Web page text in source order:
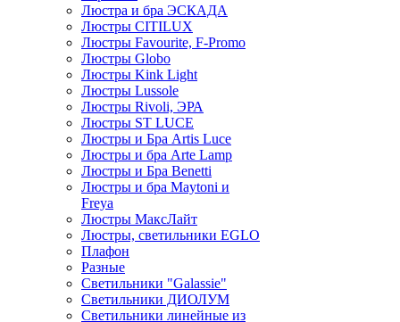
Люстра и бра ЭСКАДА
Люстры CITILUX
Люстры Favourite, F-Promo
Люстры Globo
Люстры Kink Light
Люстры Lussole
Люстры Rivoli, ЭРА
Люстры ST LUCE
Люстры и Бра Artis Luce
Люстры и бра Arte Lamp
Люстры и Бра Benetti
Люстры и бра Maytoni и
Freya
Люстры МаксЛайт
Люстры, светильники EGLO
Плафон
Разные
Светильники "Galassie"
Светильники ДИОЛУМ
Светильники линейные из